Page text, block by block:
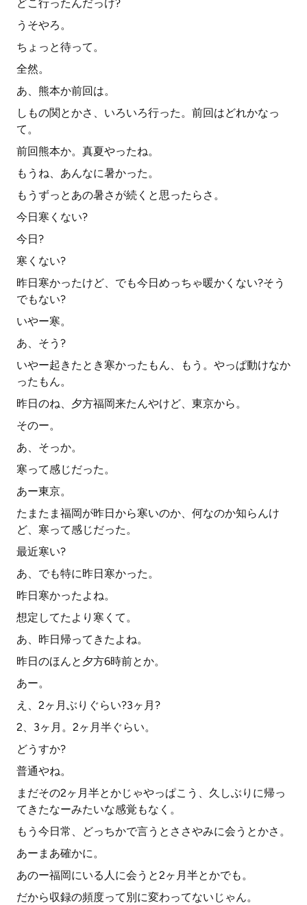
どこ行ったんだっけ?
うそやろ。
ちょっと待って。
全然。
あ、熊本か前回は。
しもの関とかさ、いろいろ行った。前回はどれかなっ
て。
前回熊本か。真夏やったね。
もうね、あんなに暑かった。
もうずっとあの暑さが続くと思ったらさ。
今日寒くない?
今日?
寒くない?
昨日寒かったけど、でも今日めっちゃ暖かくない?そう
でもない?
いやー寒。
あ、そう?
いやー起きたとき寒かったもん、もう。やっぱ動けなか
ったもん。
昨日のね、夕方福岡来たんやけど、東京から。
そのー。
あ、そっか。
寒って感じだった。
あー東京。
たまたま福岡が昨日から寒いのか、何なのか知らんけ
ど、寒って感じだった。
最近寒い?
あ、でも特に昨日寒かった。
昨日寒かったよね。
想定してたより寒くて。
あ、昨日帰ってきたよね。
昨日のほんと夕方6時前とか。
あー。
え、2ヶ月ぶりぐらい?3ヶ月?
2、3ヶ月。2ヶ月半ぐらい。
どうすか?
普通やね。
まだその2ヶ月半とかじゃやっぱこう、久しぶりに帰っ
てきたなーみたいな感覚もなく。
もう今日常、どっちかで言うとささやみに会うとかさ。
あーまあ確かに。
あのー福岡にいる人に会うと2ヶ月半とかでも。
だから収録の頻度って別に変わってないじゃん。